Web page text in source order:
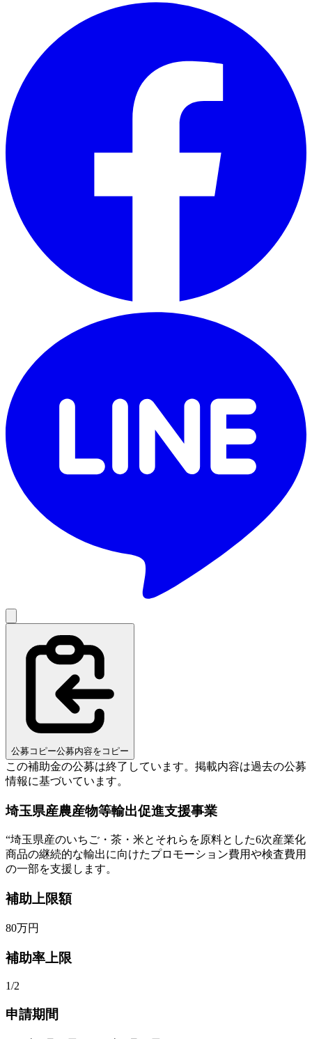
公募コピー公募内容をコピー
この補助金の公募は終了しています。 掲載内容は過去の公募
情報に基づいています。
埼玉県産農産物等輸出促進支援事業
“埼玉県産のいちご・茶・米とそれらを原料とした6次産業化
商品の継続的な輸出に向けたプロモーション費用や検査費用
の一部を支援します。
補助上限額
80万円
補助率上限
1/2
申請期間